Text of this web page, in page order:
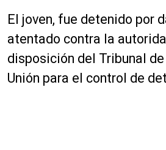
i
oEl joven, fue detenido por
atentado contra la
disposición del Tribunal
Unión para el control de